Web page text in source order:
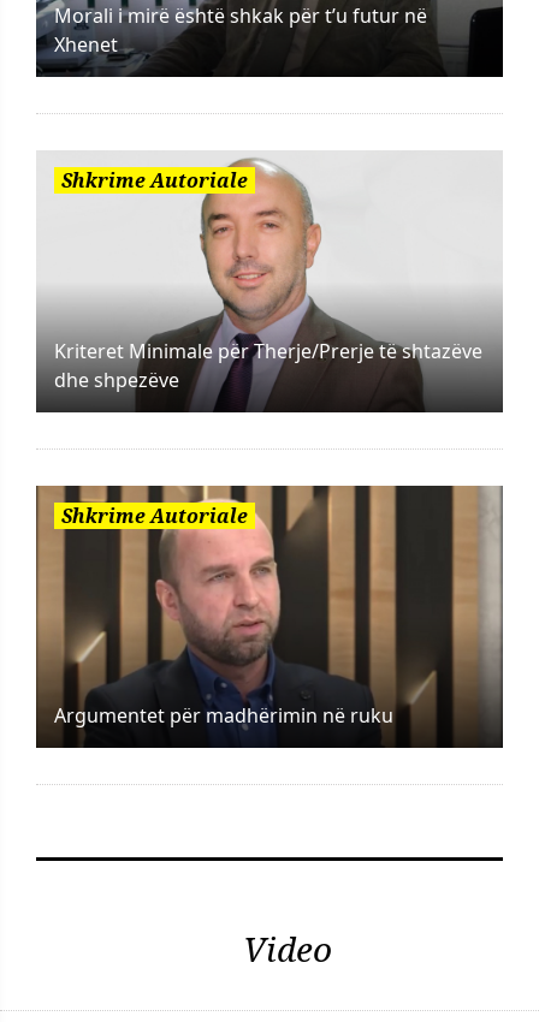
Morali i mirë është shkak për t’u futur në
Xhenet
Shkrime Autoriale
Kriteret Minimale për Therje/Prerje të shtazëve
dhe shpezëve
Shkrime Autoriale
Argumentet për madhërimin në ruku
Video